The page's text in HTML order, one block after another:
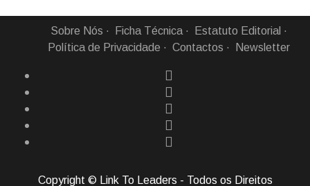
Sobre Nós Ficha Técnica
Estatuto Editorial
Política de Privacidade
Contactos Newsletter
Copyright © Link To Leaders - Todos os Direitos